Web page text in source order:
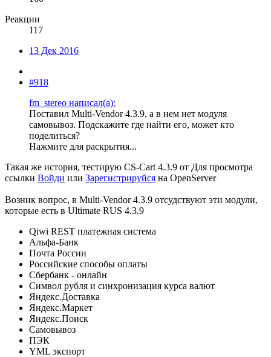
Реакции
117
13 Дек 2016
#918
fm_stereo написал(а):
Поставил Multi-Vendor 4.3.9, а в нем нет модуля
самовывоз. Подскажите где найти его, может кто
поделиться?
Нажмите для раскрытия...
Такая же история, тестирую CS-Cart 4.3.9 от Для просмотра
ссылки Войди или Зарегистрируйся на OpenServer
Возник вопрос, в Multi-Vendor 4.3.9 отсудствуют эти модули,
которые есть в Ultimate RUS 4.3.9
Qiwi REST платежная система
Альфа-Банк
Почта России
Российские способы оплаты
Сбербанк - онлайн
Символ рубля и синхронизация курса валют
Яндекс.Доставка
Яндекс.Маркет
Яндекс.Поиск
Самовывоз
ПЭК
YML экспорт